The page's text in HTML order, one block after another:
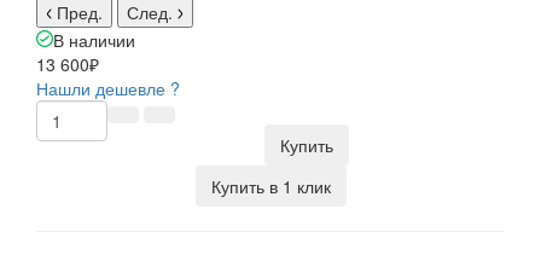
Пред.
След.
В наличии
13 600₽
Нашли дешевле ?
Купить
Купить в 1 клик